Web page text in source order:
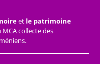
et le patrimoine
collecte des